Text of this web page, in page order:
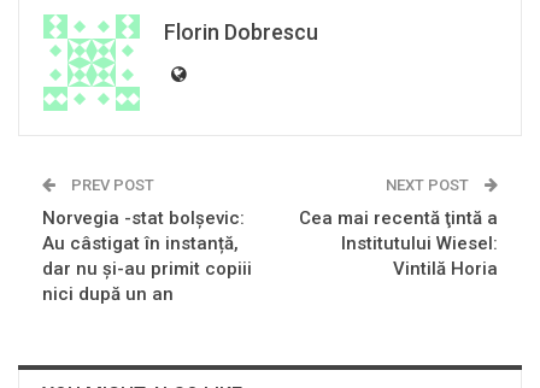
Florin Dobrescu
PREV POST
Norvegia -stat bolșevic:
Au câstigat în instanță,
dar nu și-au primit copiii
nici după un an
NEXT POST
Cea mai recentă ţintă a
Institutului Wiesel:
Vintilă Horia